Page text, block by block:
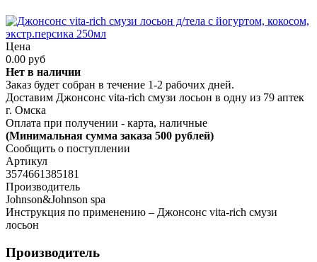
Цена
0.00 руб
Нет в наличии
Заказ будет собран в течение 1-2 рабочих дней.
Доставим Джонсонс vita-rich смузи лосьон в одну из 79 аптек
г. Омска
Оплата при получении - карта, наличные
(Минимальная сумма заказа 500 рублей)
Сообщить о поступлении
Артикул
3574661385181
Производитель
Johnson&Johnson spa
Инструкция по применению – Джонсонс vita-rich смузи
лосьон
Производитель